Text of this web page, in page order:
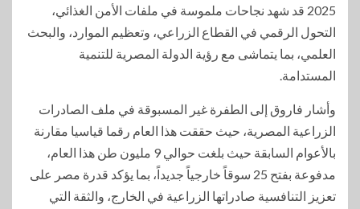
2025 قد شهد نجاحات ملموسة في ملفات الأمن الغذائي،
التحول الرقمي في القطاع الزراعي، وتعظيم الموارد، والبحث
العلمي، بما يتماشى مع رؤية الدولة المصرية للتنمية
المستدامة.
وأشار فاروق إلى الطفرة غير المسبوقة في ملف الصادرات
الزراعية المصرية، حيث حققت هذا العام رقما قياسيا مقارنة
بالأعوام السابقة حيث بلغت حوالي 9 مليون طن هذا العام،
مدفوعة بفتح 25 سوقاً خارجياً جديداً، بما يؤكد قدرة مصر على
تعزيز التنافسية صادراتها الزراعية في الخارج، والثقة التي